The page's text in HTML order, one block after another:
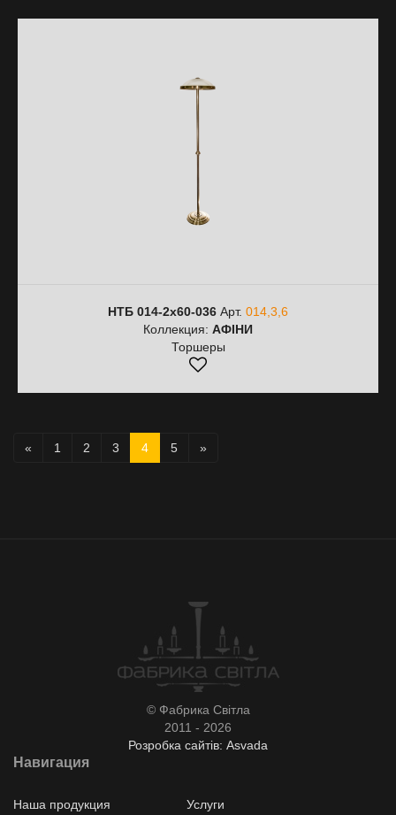
НТБ 014-2х60-036 Арт. 014,3,6
Коллекция: АФІНИ
Торшеры
« 1 2 3 4 5 »
© Фабрика Світла
2011 - 2026
Розробка сайтів: Asvada
Навигация
Наша продукция Услуги